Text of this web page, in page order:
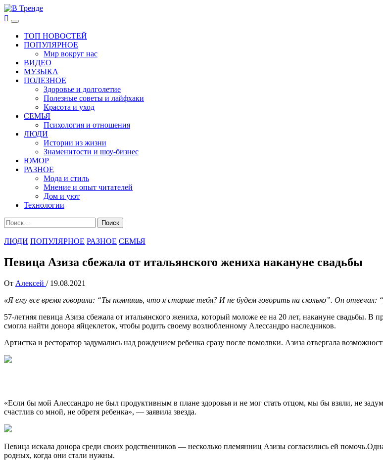
Перейти
к
содержимому
В Тренде
Самые свежие новости интернета
Основное
менюТОП НОВОСТЕЙ
ПОПУЛЯРНОЕ
Мир вокруг нас
ВИДЕО
МУЗЫКА
ПОЛЕЗНОЕ
Здоровье и долголетие
Полезные советы и лайфхаки
Красота и уход
СЕМЬЯ
Психология и отношения
ЛЮДИ
Истории из жизни
Знаменитости и шоу-бизнес
ЮМОР
РАЗНОЕ
Мода и стиль
Мнение и опыт читателей
Дом и уют
Технологии
Найти:
ЛЮДИ ПОПУЛЯРНОЕ РАЗНОЕ СЕМЬЯ
Певица Азиза сбежала от итальянского жениха накануне свадьбы
От Алексей / 19.08.2021
«Я ему все время говорила: “Ты помнишь, что я старше тебя? И не будем говорить на сколько”. Он отвечал:
57-летняя певица Азиза сбежала от итальянского жениха, который моложе ее на 20 лет, накануне свадьбы. В
смогла найти донора яйцеклеток, чтобы родить своему возлюбленному Алессандро наследников.
Артистка и ресторатор задумались над рождением ребенка сразу после помолвки. Азиза отвергала
«Если бы мой Алессандро не был продуктивным в плане здоровья и не мог стать отцом, мы бы взяли, не
счастлив со мной, не обретя ребенка», — заявила звезда.
Певица искала донора среди своих родственников — несколько племянниц Азизы согласились ей
родных, когда они стали нужны.